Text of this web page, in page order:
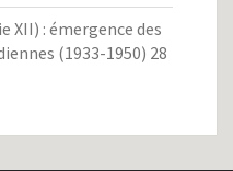
XII) : émergence des
(1933-1950) 28